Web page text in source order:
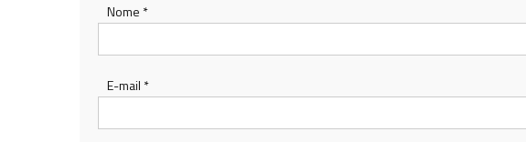
Nome *
E-mail *